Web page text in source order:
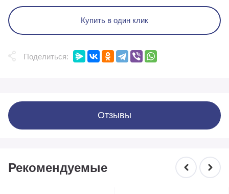
Купить в один клик
Поделиться:
Отзывы
Рекомендуемые